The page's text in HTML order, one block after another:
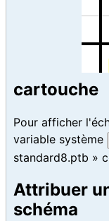
cartouche
Pour afficher
variable système
standard8.ptb »
Attribuer
schéma